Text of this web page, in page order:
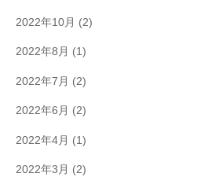
2022年10月 (2)
2022年8月 (1)
2022年7月 (2)
2022年6月 (2)
2022年4月 (1)
2022年3月 (2)